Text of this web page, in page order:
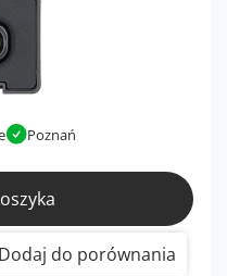
Poznań
Dodaj do porównania